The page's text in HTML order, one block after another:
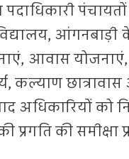
पदाधिकारी
आंगनबाड़ी
आवास योजनाएं,
कल्याण
अधिकारियों को
प्रगति की समीक्षा